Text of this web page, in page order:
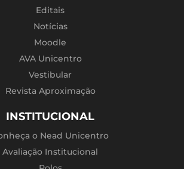
Editais
Notícias
Moodle
AVA Unicentro
Vestibular
Revista Aproximação
INSTITUCIONAL
o Nead Unicentro
Avaliação Institucional